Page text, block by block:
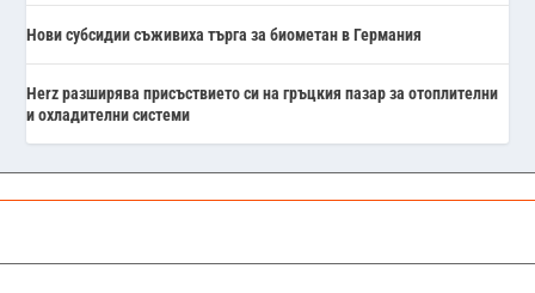
Нови субсидии съживиха търга за биометан в Германия
Herz разширява присъствието си на гръцкия пазар за отоплителни
и охладителни системи